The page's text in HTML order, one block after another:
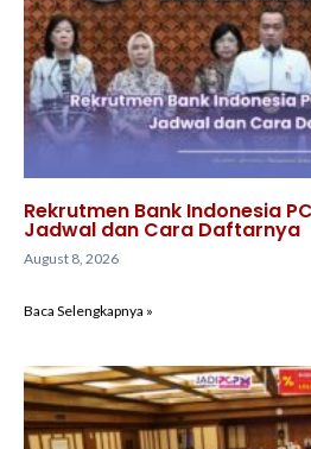
Rekrutmen Bank Indonesia
Jadwal dan Cara Daftarnya
August 8, 2026
Baca Selengkapnya »